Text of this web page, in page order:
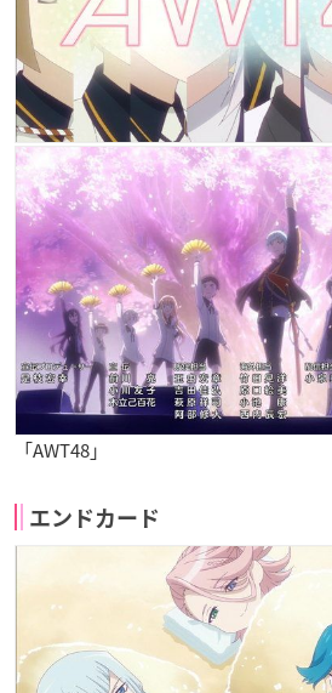
「AWT48」
エンドカード